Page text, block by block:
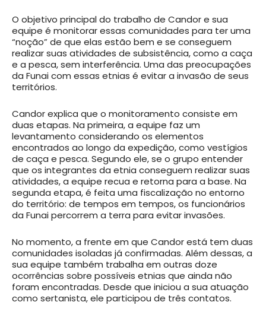
O objetivo principal do trabalho de Candor e sua
equipe é monitorar essas comunidades para ter uma
“noção” de que elas estão bem e se conseguem
realizar suas atividades de subsistência, como a caça
e a pesca, sem interferência. Uma das preocupações
da Funai com essas etnias é evitar a invasão de seus
territórios.
Candor explica que o monitoramento consiste em
duas etapas. Na primeira, a equipe faz um
levantamento considerando os elementos
encontrados ao longo da expedição, como vestígios
de caça e pesca. Segundo ele, se o grupo entender
que os integrantes da etnia conseguem realizar suas
atividades, a equipe recua e retorna para a base. Na
segunda etapa, é feita uma fiscalização no entorno
do território: de tempos em tempos, os funcionários
da Funai percorrem a terra para evitar invasões.
No momento, a frente em que Candor está tem duas
comunidades isoladas já confirmadas. Além dessas, a
sua equipe também trabalha em outras doze
ocorrências sobre possíveis etnias que ainda não
foram encontradas. Desde que iniciou a sua atuação
como sertanista, ele participou de três contatos.